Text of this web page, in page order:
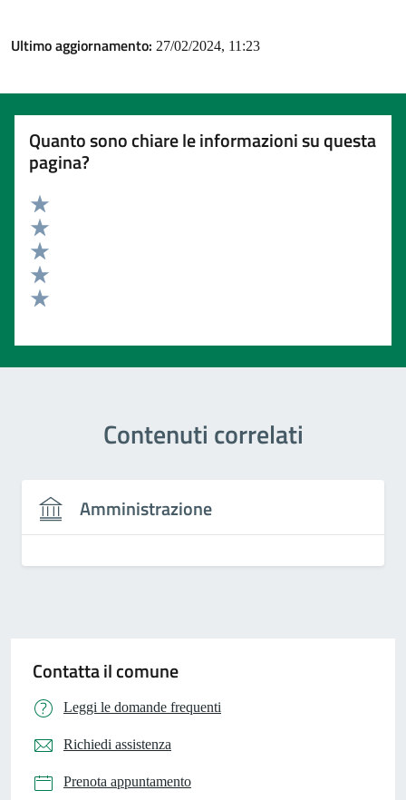
Ultimo aggiornamento: 27/02/2024, 11:23
Quanto sono chiare le informazioni su questa
pagina?
Valuta 5 stelle su 5
Valuta 4 stelle su 5
Valuta 3 stelle su 5
Valuta 2 stelle su 5
Contenuti correlati
Amministrazione
Contatta il comune
Leggi le domande frequenti
Richiedi assistenza
Prenota appuntamento